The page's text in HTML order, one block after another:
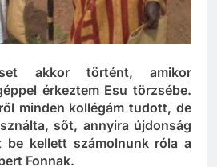
akkor történt, amikor
érkeztem Esu törzsébe.
minden kollégám tudott, de
sőt, annyira újdonság
kellett számolnunk róla a